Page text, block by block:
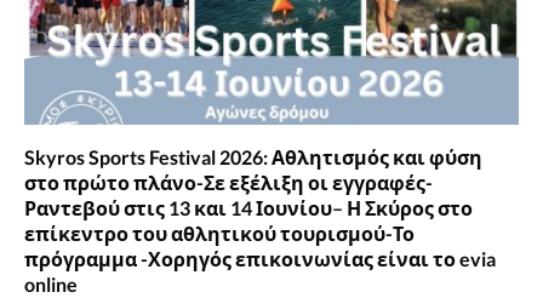
Skyros Sports Festival 2026: Αθλητισμός και φύση
στο πρώτο πλάνο-Σε εξέλιξη οι εγγραφές-
Ραντεβού στις 13 και 14 Ιουνίου– Η Σκύρος στο
επίκεντρο του αθλητικού τουρισμού-Το
πρόγραμμα -Χορηγός επικοινωνίας είναι το evia
online